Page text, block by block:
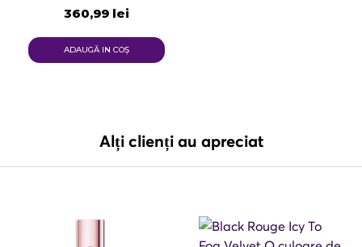
360,99 lei
ADAUGĂ IN COŞ
Alți clienți au apreciat